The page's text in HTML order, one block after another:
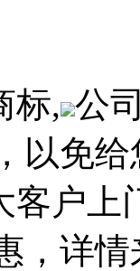
标, 公
以免
客户
，详